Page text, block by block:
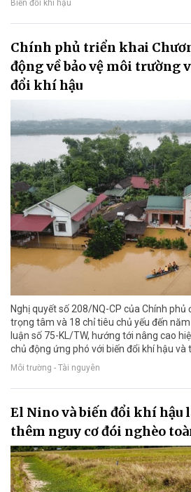
Biến đổi khí hậu
Chính phủ triển khai
động về bảo vệ môi trường
đổi khí hậu
Nghị quyết số 208/NQ-CP của Chính
trọng tâm và 18 chỉ tiêu chủ yếu đến
luận số 75-KL/TW, hướng tới nâng cao
chủ động ứng phó với biến đổi khí hậu và
Môi trường - Tài nguyên
El Nino và biến đổi khí hậu
thêm nguy cơ đói nghèo